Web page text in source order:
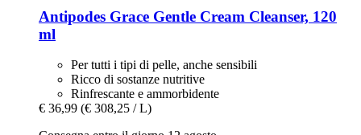
Antipodes Grace Gentle Cream Cleanser, 120
ml
Per tutti i tipi di pelle, anche sensibili
Ricco di sostanze nutritive
Rinfrescante e ammorbidente
€ 36,99 (€ 308,25 / L)